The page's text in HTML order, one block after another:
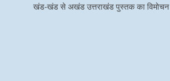
खंड-खंड से अखंड उत्तराखंड पुस्तक का विमोचन